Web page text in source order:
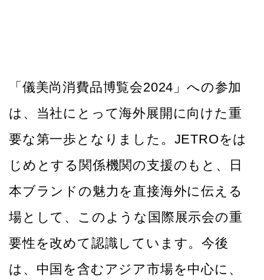
「儀美尚消費品博覧会2024」への参加
は、当社にとって海外展開に向けた重
要な第一歩となりました。JETROをは
じめとする関係機関の支援のもと、日
本ブランドの魅力を直接海外に伝える
場として、このような国際展示会の重
要性を改めて認識しています。今後
は、中国を含むアジア市場を中心に、